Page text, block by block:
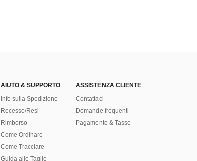
AIUTO & SUPPORTO
Info sulla Spedizione
Recesso/Resi
Rimborso
Come Ordinare
Come Tracciare
Guida alle Taglie
ASSISTENZA CLIENTE
Contattaci
Domande frequenti
Pagamento & Tasse